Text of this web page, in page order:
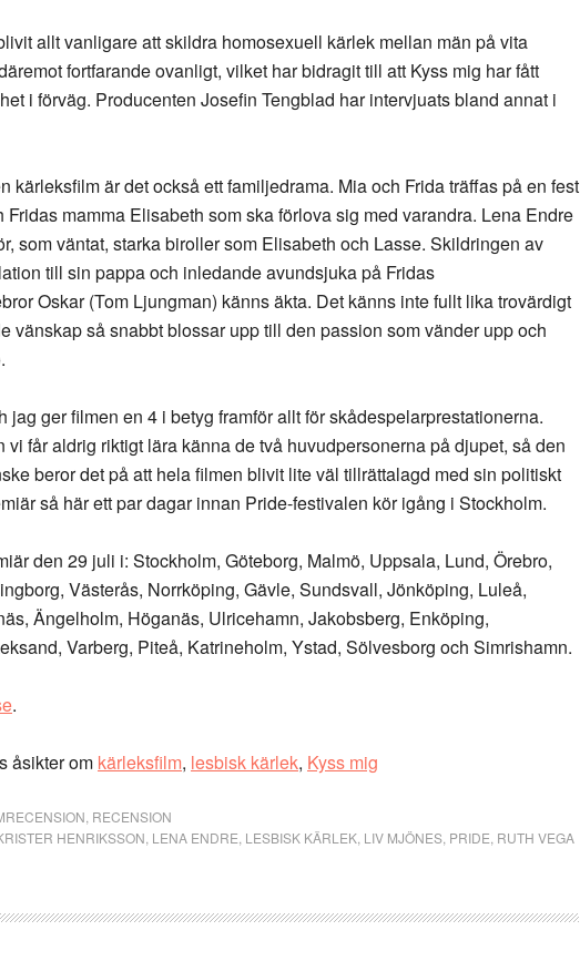
allt vanligare att skildra homosexuell kärlek mellan män på vita
fortfarande ovanligt, vilket har bidragit till att Kyss mig har fått
i förväg. Producenten Josefin Tengblad har intervjuats bland annat i
kärleksfilm är det också ett familjedrama. Mia och Frida träffas på en fest
mamma Elisabeth som ska förlova sig med varandra. Lena Endre
som väntat, starka biroller som Elisabeth och Lasse. Skildringen av
till sin pappa och inledande avundsjuka på Fridas
Oskar (Tom Ljungman) känns äkta. Det känns inte fullt lika trovärdigt
vänskap så snabbt blossar upp till den passion som vänder upp och
jag ger filmen en 4 i betyg framför allt för skådespelarprestationerna.
vi får aldrig riktigt lära känna de två huvudpersonerna på djupet, så den
beror det på att hela filmen blivit lite väl tillrättalagd med sin politiskt
så här ett par dagar innan Pride-festivalen kör igång i Stockholm.
den 29 juli i: Stockholm, Göteborg, Malmö, Uppsala, Lund, Örebro,
Västerås, Norrköping, Gävle, Sundsvall, Jönköping, Luleå,
Ängelholm, Höganäs, Ulricehamn, Jakobsberg, Enköping,
Varberg, Piteå, Katrineholm, Ystad, Sölvesborg och Simrishamn.
.
åsikter om kärleksfilm, lesbisk kärlek, Kyss mig
RECENSION
HENRIKSSON LENA ENDRE LESBISK KÄRLEK LIV MJÖNES PRIDE RUTH VEGA